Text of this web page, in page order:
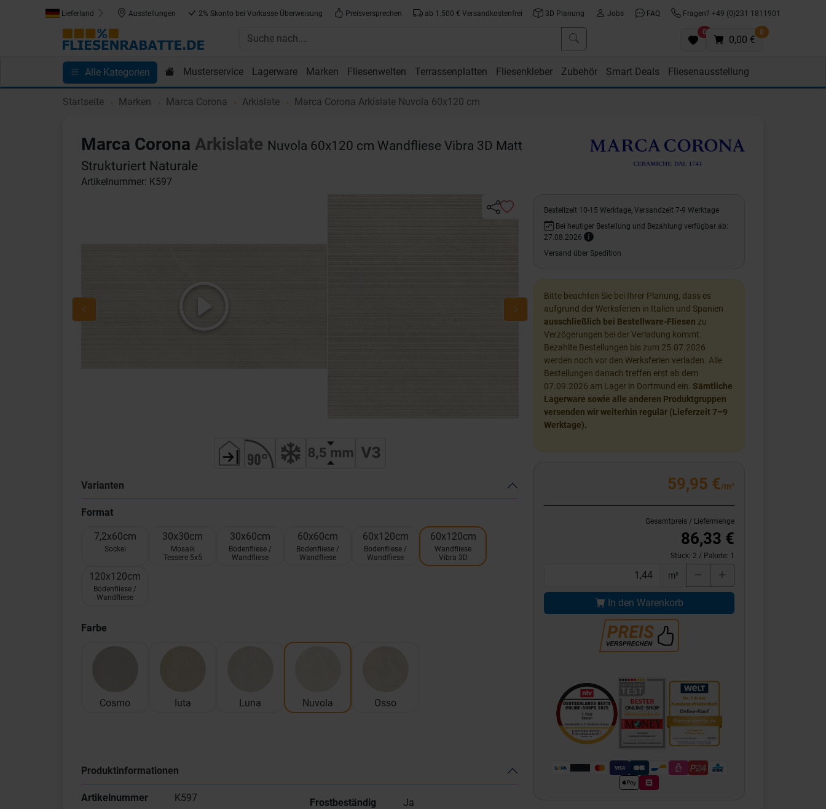
Lieferland Ausstellungen 2% Skonto bei Vorkasse Überweisung Preisversprechen ab 1.500 € Versandkostenfrei 3D Planung Jobs FAQ Fragen? +49 (0)231 1811901
0 0
0,00 €
Alle Kategorien Musterservice Lagerware Marken Fliesenwelten Terrassenplatten Fliesenkleber Zubehör Smart Deals Fliesenausstellung
Kundenprojekte Blog Einkaufen bei Fliesenrabatte.de
Startseite Marken Marca Corona Arkislate Marca Corona Arkislate Nuvola 60x120 cm
Marca Corona Arkislate Nuvola 60x120 cm Wandfliese Vibra 3D Matt
Strukturiert Naturale
Artikelnummer: K597
Varianten
Format
7,2x60cm
Sockel
30x30cm
Mosaik
Tessere 5x5
30x60cm
Bodenfliese /
Wandfliese
60x60cm
Bodenfliese /
Wandfliese
60x120cm
Bodenfliese /
Wandfliese
60x120cm
Wandfliese
Vibra 3D
120x120cm
Bodenfliese /
Wandfliese
Farbe
Cosmo Iuta Luna Nuvola Osso
Produktinformationen
Artikelnummer
K597
Frostbeständig Ja
Bestellzeit 10-15 Werktage, Versandzeit 7-9 Werktage
Bei heutiger Bestellung und Bezahlung verfügbar ab:
27.08.2026
Versand über Spedition
Bitte beachten Sie bei Ihrer Planung, dass es
aufgrund der Werksferien in Italien und Spanien
ausschließlich bei Bestellware-Fliesen zu
Verzögerungen bei der Verladung kommt.
Bezahlte Bestellungen bis zum 25.07.2026
werden noch vor den Werksferien verladen. Alle
Bestellungen danach treffen erst ab dem
07.09.2026 am Lager in Dortmund ein. Sämtliche
Lagerware sowie alle anderen Produktgruppen
versenden wir weiterhin regulär (Lieferzeit 7–9
Werktage).
59,95 €/m²
Gesamtpreis / Liefermenge
86,33 €
Stück: 2 / Pakete: 1
m²
In den Warenkorb